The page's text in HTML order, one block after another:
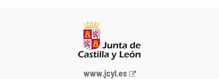
Junta
www.jcyl.es